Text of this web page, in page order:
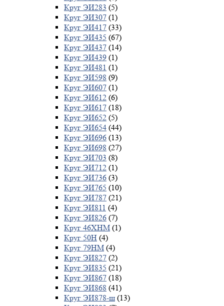
Круг ЭИ283 (5)
Круг ЭИ307 (1)
Круг ЭИ417 (33)
Круг ЭИ435 (67)
Круг ЭИ437 (14)
Круг ЭИ439 (1)
Круг ЭИ481 (1)
Круг ЭИ598 (9)
Круг ЭИ607 (1)
Круг ЭИ612 (6)
Круг ЭИ617 (18)
Круг ЭИ652 (5)
Круг ЭИ654 (44)
Круг ЭИ696 (13)
Круг ЭИ698 (27)
Круг ЭИ703 (8)
Круг ЭИ712 (1)
Круг ЭИ736 (3)
Круг ЭИ765 (10)
Круг ЭИ787 (21)
Круг ЭИ811 (4)
Круг ЭИ826 (7)
Круг 46ХНМ (1)
Круг 50Н (4)
Круг 79НМ (4)
Круг ЭИ827 (2)
Круг ЭИ835 (21)
Круг ЭИ867 (18)
Круг ЭИ868 (41)
Круг ЭИ878-ш (13)